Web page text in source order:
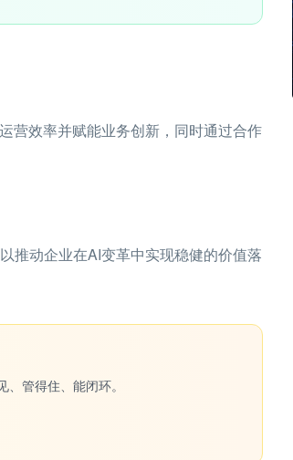
营效率并赋能业务创新，同时通过合作
推动企业在AI变革中实现稳健的价值落
管得住、能闭环。